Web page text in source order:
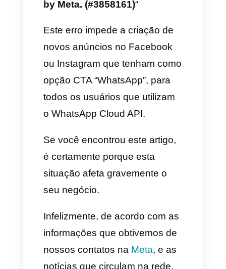
(#3858161)
Conversations option is
unavailable: Optimizing for
conversations is currently not
available as a performance
goal for businesses running
messaging campaigns using
WhatsApp Cloud API hosted
by Meta. (#3858161)
Este erro impede a criação de
novos anúncios no Facebook
ou Instagram que tenham como